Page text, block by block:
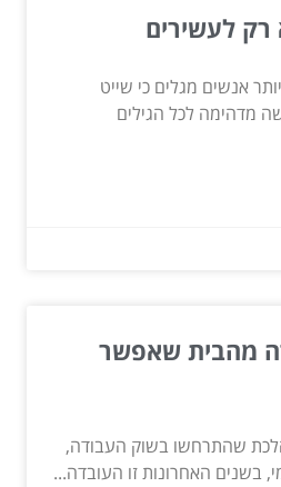
רק לעשירים
אנשים מגלים כי שייט
מדהימה לכל הגילים
מהבית שאפשר
שהתרחשו בשוק העבודה,
בשנים האחרונות זו העובדה...